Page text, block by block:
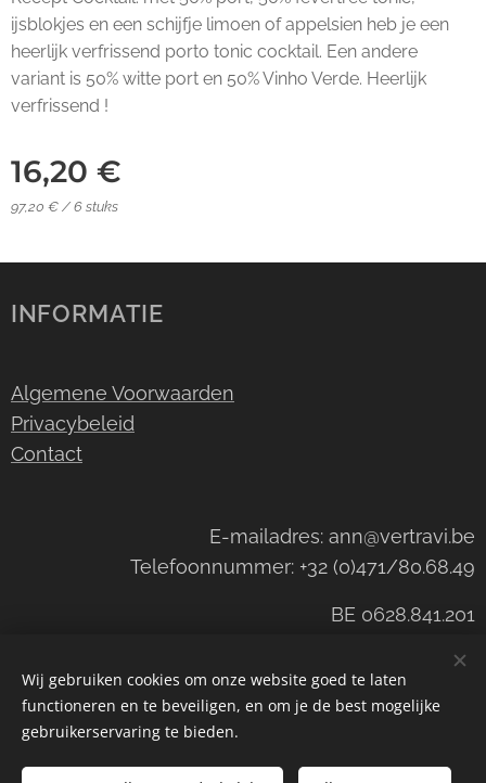
ijsblokjes en een schijfje limoen of appelsien heb je een
heerlijk verfrissend porto tonic cocktail. Een andere
variant is 50% witte port en 50% Vinho Verde. Heerlijk
verfrissend !
16,20 €
97,20 € / 6 stuks
INFORMATIE
Algemene Voorwaarden
Privacybeleid
Contact
E-mailadres: ann@vertravi.be
Telefoonnummer: +32 (0)471/80.68.49
BE 0628.841.201
©Wijnhandel Vertravi Cookies
Wij gebruiken cookies om onze website goed te laten
functioneren en te beveiligen, en om je de best mogelijke
gebruikerservaring te bieden.